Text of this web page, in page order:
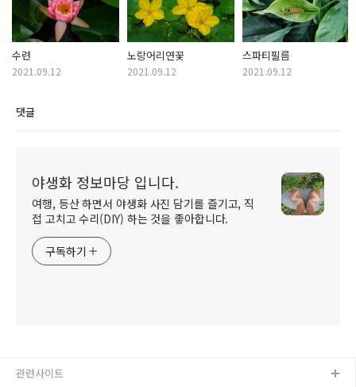
수련
2021.09.12
노랑어리연꽃
2021.09.12
스파티필름
2021.09.12
댓글
야생화 정보마당 입니다.
여행, 등산 하면서 야생화 사진 담기를 즐기고, 직
접 고치고 수리(DIY) 하는 것을 좋아합니다.
구독하기
관련사이트